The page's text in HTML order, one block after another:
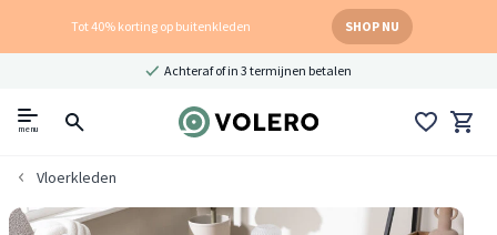
Tot 40% korting op buitenkleden SHOP NU
Achteraf of in 3 termijnen betalen
menu
Vloerkleden